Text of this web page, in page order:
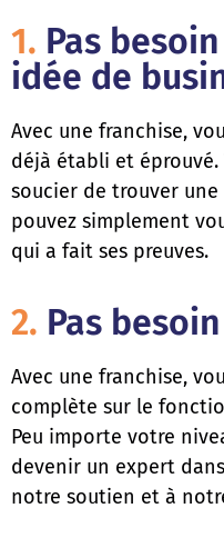
1. Pas
idée de
Avec une franchise,
déjà établi et éprouvé.
soucier de trouver
pouvez simplement
qui a fait ses preuves.
2. Pas
Avec une franchise,
complète sur le
Peu importe votre
devenir un expert
notre soutien et à